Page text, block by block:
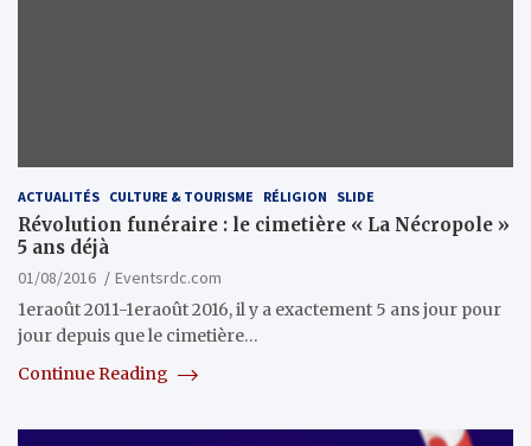
ACTUALITÉS CULTURE & TOURISME RÉLIGION SLIDE
Révolution funéraire : le cimetière « La Nécropole »
5 ans déjà
01/08/2016
Eventsrdc.com
1eraoût 2011-1eraoût 2016, il y a exactement 5 ans jour pour
jour depuis que le cimetière…
Continue Reading